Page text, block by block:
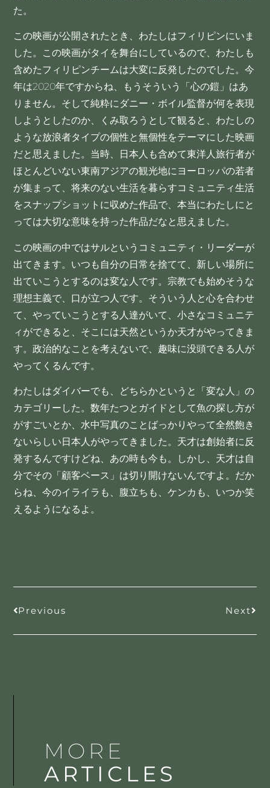
た。
この映画が公開されたとき、わたしはフィリピンにいま
した。この映画がタイを舞台にしているので、わたしも
含めたフィリピンチームは大変に反発したのでした。今
年は2020年ですからね、もうそういう「心の鎧」はあ
りません。そして純粋にダニー・ボイル監督が何を表現
しようとしたのか、くみ取ろうとして観ると、わたしの
ような放浪者タイプの個性と無個性をテーマにした映画
だと思えました。当時、日本人も含めて東洋人旅行者が
ほとんどいない東南アジアの観光地にヨーロッパの若者
が集まって、将来のない生活を暮らすコミュニティ生活
をスナップショットに収めた作品で、本当にわたしにと
っては大切な意味を持った作品だなと思えました。
この映画の中ではサルというコミュニティ・リーダーが
出てきます。いつも自分の日常を捨てて、新しい場所に
出ていこうとするのは変な人です。宗教でも始めそうな
理想主義で、口が立つ人です。そういう人と心を合わせ
て、やっていこうとする人達がいて、小さなコミュニテ
ィができると、そこには天然というか天才がやってきま
す。政治的なことを考えないで、趣味に没頭できる人が
やってくるんです。
わたしはダイバーでも、どちらかというと「変な人」の
カテゴリーした。数年たつとガイドとして魚の探し方が
がすごいとか、水中写真のことばっかりやって全然飽き
ないらしい日本人がやってきました。天才は創始者に反
発するんですけどね、あの時も今も。しかし、天才は自
分でその「顧客ベース」は切り開けないんですよ。だか
らね、今のイライラも、腹立ちも、ケンカも、いつか笑
えるようになるよ。
Previous Next
MORE
ARTICLES